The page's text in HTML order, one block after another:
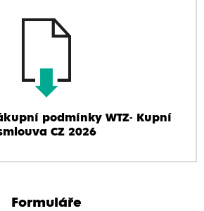
podmínky WTZ- Kupní
CZ 2026
Formuláře